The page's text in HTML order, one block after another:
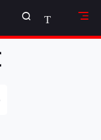
NÁKUPNÍ
KOŠÍK